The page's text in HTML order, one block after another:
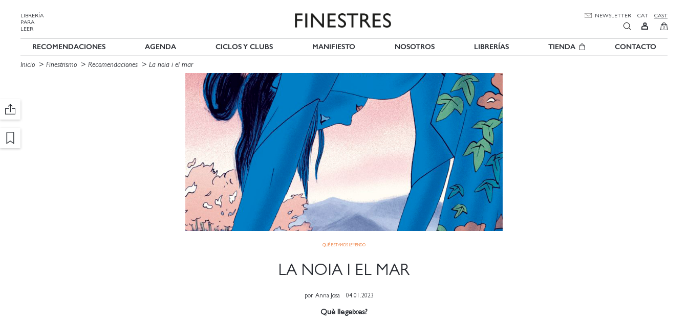
LIBRERÍA
PARA
LEER
NEWSLETTER CAT CAST
0
RECOMENDACIONES AGENDA CICLOS Y CLUBS MANIFIESTO NOSOTROS LIBRERÍAS TIENDA CONTACTO
Inicio Finestrismo Recomendaciones La noia i el mar
QUÉ ESTAMOS LEYENDO
LA NOIA I EL MAR
por Anna Josa 04.01.2023
Què llegeixes?